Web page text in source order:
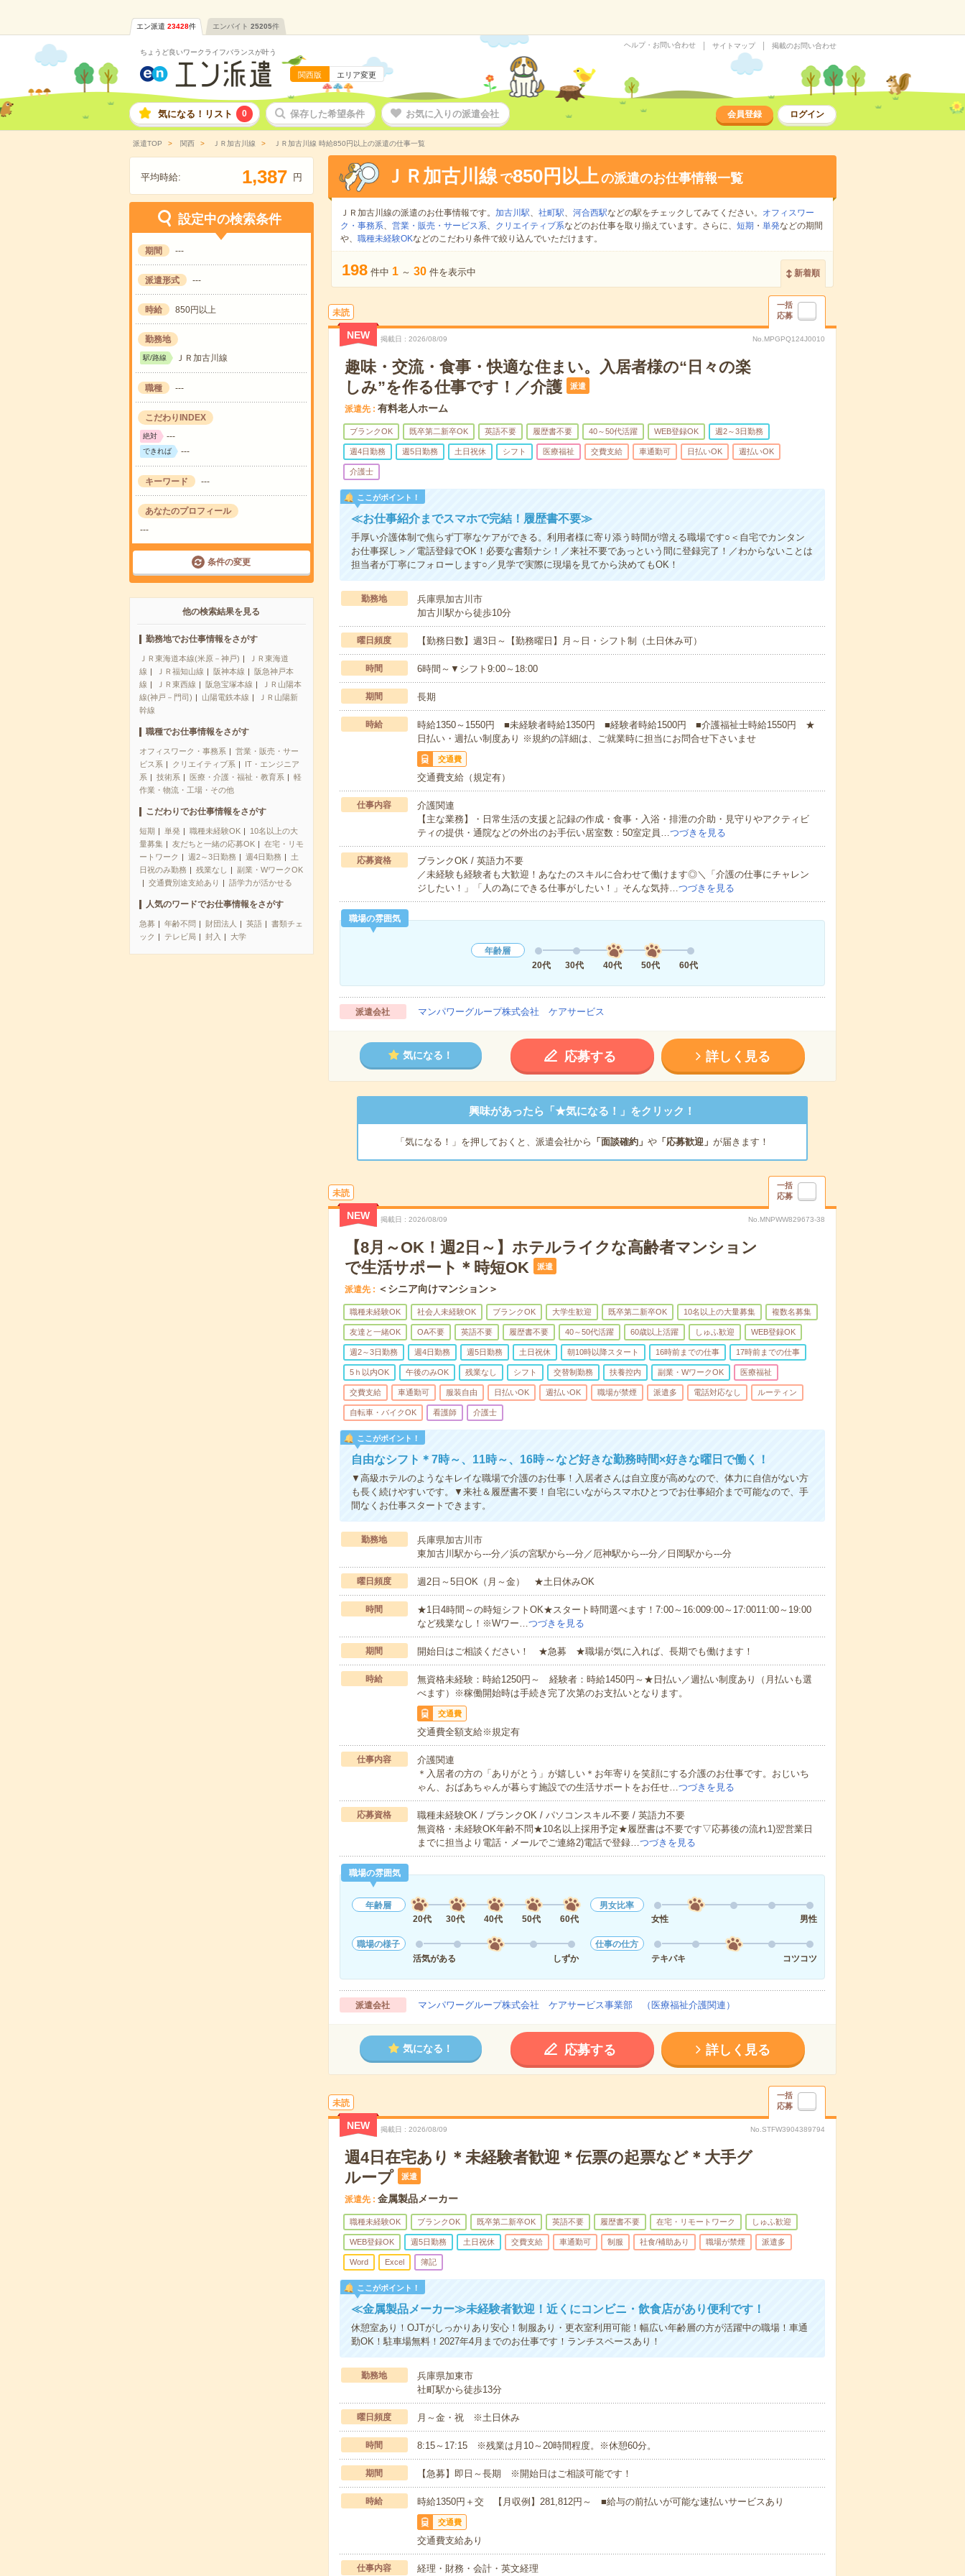
エン派遣 23428件 エンバイト 25205件
ちょうど良いワークライフバランスが叶う
関西版 エリア変更
ヘルプ・お問い合わせ サイトマップ 掲載のお問い合わせ
気になる！リスト 0 保存した希望条件 お気に入りの派遣会社 会員登録 ログイン
派遣TOP 関西 ＪＲ加古川線 ＪＲ加古川線 時給850円以上の派遣の仕事一覧
平均時給: 1,387 円
設定中の検索条件
期間 ---
派遣形式 ---
時給 850円以上
勤務地
駅/路線 ＪＲ加古川線
職種 ---
こだわりINDEX
絶対 ---
できれば ---
キーワード ---
あなたのプロフィール
---
条件の変更
他の検索結果を見る
勤務地でお仕事情報をさがす
ＪＲ東海道本線(米原－神戸)
ＪＲ東海道
線
ＪＲ福知山線 阪神本線
阪急神戸本
線
ＪＲ東西線 阪急宝塚本線
ＪＲ山陽本
線(神戸－門司)
山陽電鉄本線
ＪＲ山陽新
幹線
職種でお仕事情報をさがす
オフィスワーク・事務系
営業・販売・サー
ビス系
クリエイティブ系
IT・エンジニア
系
技術系 医療・介護・福祉・教育系
軽
作業・物流・工場・その他
こだわりでお仕事情報をさがす
短期 単発 職種未経験OK
10名以上の大
量募集
友だちと一緒の応募OK
在宅・リモ
ートワーク
週2～3日勤務 週4日勤務
土
日祝のみ勤務
残業なし
副業・WワークOK
交通費別途支給あり
語学力が活かせる
人気のワードでお仕事情報をさがす
急募 年齢不問 財団法人 英語
書類チェ
ック
テレビ局 封入 大学
ＪＲ加古川線 で850円以上の派遣のお仕事情報一覧
ＪＲ加古川線の派遣のお仕事情報です。 加古川駅、 社町駅、 河合西駅などの駅をチェックしてみてください。
オフィスワー
ク・事務系、 営業・販売・サービス系、 クリエイティブ系などのお仕事を取り揃えています。さらに、 短期 ・ 単発などの期間
や、 職種未経験OKなどのこだわり条件で絞り込んでいただけます。
198 件中 1 ～ 30 件を表示中 新着順
未読
一括
応募
NEW 掲載日 2026/08/09 No.MPGPQ124J0010
趣味・交流・食事・快適な住まい。入居者様の“日々の楽
しみ”を作る仕事です！／介護
派遣
派遣先 有料老人ホーム
ブランクOK 既卒第二新卒OK 英語不要 履歴書不要 40～50代活躍 WEB登録OK 週2～3日勤務
週4日勤務 週5日勤務 土日祝休 シフト 医療福祉 交費支給 車通勤可 日払いOK 週払いOK
介護士
ここがポイント！
≪お仕事紹介までスマホで完結！履歴書不要≫
手厚い介護体制で焦らず丁寧なケアができる。利用者様に寄り添う時間が増える職場です○＜自宅でカンタン
お仕事探し＞／電話登録でOK！必要な書類ナシ！／来社不要であっという間に登録完了！／わからないことは
担当者が丁寧にフォローします○／見学で実際に現場を見てから決めてもOK！
勤務地
兵庫県加古川市
加古川駅から徒歩10分
曜日頻度 【勤務日数】週3日～【勤務曜日】月～日・シフト制（土日休み可）
時間 6時間～▼シフト9:00～18:00
期間 長期
時給
時給1350～1550円 ■未経験者時給1350円 ■経験者時給1500円 ■介護福祉士時給1550円 ★
日払い・週払い制度あり ※規約の詳細は、ご就業時に担当にお問合せ下さいませ
交通費
交通費支給（規定有）
仕事内容
介護関連
【主な業務】・日常生活の支援と記録の作成・食事・入浴・排泄の介助・見守りやアクティビ
ティの提供・通院などの外出のお手伝い居室数：50室定員…つづきを見る
応募資格
ブランクOK / 英語力不要
／未経験も経験者も大歓迎！あなたのスキルに合わせて働けます◎＼「介護の仕事にチャレン
ジしたい！」「人の為にできる仕事がしたい！」そんな気持…つづきを見る
職場の雰囲気
年齢層
20代
30代 40代 50代 60代
派遣会社 マンパワーグループ株式会社 ケアサービス
気になる！ 応募する 詳しく見る
興味があったら「★気になる！」をクリック！
「気になる！」を押しておくと、派遣会社から 「面談確約」 や「応募歓迎」 が届きます！
未読
一括
応募
NEW 掲載日 2026/08/09 No.MNPWW829673-38
【8月～OK！週2日～】ホテルライクな高齢者マンション
で生活サポート＊時短OK
派遣
派遣先 ＜シニア向けマンション＞
職種未経験OK 社会人未経験OK ブランクOK 大学生歓迎 既卒第二新卒OK 10名以上の大量募集 複数名募集
友達と一緒OK OA不要 英語不要 履歴書不要 40～50代活躍 60歳以上活躍 しゅふ歓迎 WEB登録OK
週2～3日勤務 週4日勤務 週5日勤務 土日祝休 朝10時以降スタート 16時前までの仕事 17時前までの仕事
5ｈ以内OK 午後のみOK 残業なし シフト 交替制勤務 扶養控内 副業・WワークOK 医療福祉
交費支給 車通勤可 服装自由 日払いOK 週払いOK 職場が禁煙 派遣多 電話対応なし ルーティン
自転車・バイクOK 看護師 介護士
ここがポイント！
自由なシフト＊7時～、11時～、16時～など好きな勤務時間×好きな曜日で働く！
▼高級ホテルのようなキレイな職場で介護のお仕事！入居者さんは自立度が高めなので、体力に自信がない方
も長く続けやすいです。▼来社＆履歴書不要！自宅にいながらスマホひとつでお仕事紹介まで可能なので、手
間なくお仕事スタートできます。
勤務地
兵庫県加古川市
東加古川駅から---分／浜の宮駅から---分／厄神駅から---分／日岡駅から---分
曜日頻度 週2日～5日OK（月～金） ★土日休みOK
時間
★1日4時間～の時短シフトOK★スタート時間選べます！7:00～16:009:00～17:0011:00～19:00
など残業なし！※Wワー… つづきを見る
期間 開始日はご相談ください！ ★急募 ★職場が気に入れば、長期でも働けます！
時給
無資格未経験：時給1250円～ 経験者：時給1450円～★日払い／週払い制度あり（月払いも選
べます）※稼働開始時は手続き完了次第のお支払いとなります。
交通費
交通費全額支給※規定有
仕事内容
介護関連
＊入居者の方の「ありがとう」が嬉しい＊お年寄りを笑顔にする介護のお仕事です。おじいち
ゃん、おばあちゃんが暮らす施設での生活サポートをお任せ… つづきを見る
応募資格
職種未経験OK / ブランクOK / パソコンスキル不要 / 英語力不要
無資格・未経験OK年齢不問★10名以上採用予定★履歴書は不要です▽応募後の流れ1)翌営業日
までに担当より電話・メールでご連絡2)電話で登録… つづきを見る
職場の雰囲気
年齢層
20代
30代 40代 50代 60代
男女比率
女性
男性
職場の様子
活気がある
しずか
仕事の仕方
テキパキ
コツコツ
派遣会社 マンパワーグループ株式会社 ケアサービス事業部 （医療福祉介護関連）
気になる！ 応募する 詳しく見る
未読
一括
応募
NEW 掲載日 2026/08/09 No.STFW3904389794
週4日在宅あり＊未経験者歓迎＊伝票の起票など＊大手グ
ループ
派遣
派遣先 金属製品メーカー
職種未経験OK ブランクOK 既卒第二新卒OK 英語不要 履歴書不要 在宅・リモートワーク しゅふ歓迎
WEB登録OK 週5日勤務 土日祝休 交費支給 車通勤可 制服 社食/補助あり 職場が禁煙 派遣多
Word Excel 簿記
ここがポイント！
≪金属製品メーカー≫未経験者歓迎！近くにコンビニ・飲食店があり便利です！
休憩室あり！OJTがしっかりあり安心！制服あり・更衣室利用可能！幅広い年齢層の方が活躍中の職場！車通
勤OK！駐車場無料！2027年4月までのお仕事です！ランチスペースあり！
勤務地
兵庫県加東市
社町駅から徒歩13分
曜日頻度 月～金・祝 ※土日休み
時間 8:15～17:15 ※残業は月10～20時間程度。※休憩60分。
期間 【急募】即日～長期 ※開始日はご相談可能です！
時給 時給1350円＋交 【月収例】281,812円～ ■給与の前払いが可能な速払いサービスあり
交通費
交通費支給あり
仕事内容 経理・財務・会計・英文経理